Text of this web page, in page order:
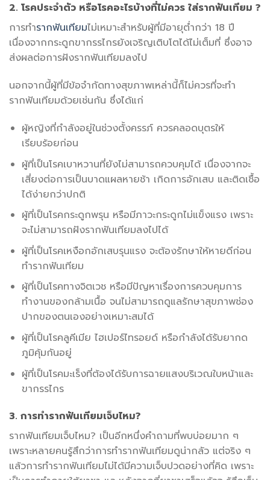
2. โรคประจำตัว หรือโรคอะไรบ้างที่ไม่ควร ใส่รากฟันเทียม ?
การทำรากฟันเทียมไม่เหมาะสำหรับผู้ที่มีอายุต่ำกว่า 18 ปี
เนื่องจากกระดูกขากรรไกรยังเจริญเติบโตได้ไม่เต็มที่ ซึ่งอาจ
ส่งผลต่อการฝังรากฟันเทียมลงไป
นอกจากนี้ผู้ที่มีข้อจำกัดทางสุขภาพเหล่านี้ก็ไม่ควรที่จะทำ
รากฟันเทียมด้วยเช่นกัน ซึ่งได้แก่
ผู้หญิงที่กำลังอยู่ในช่วงตั้งครรภ์ ควรคลอดบุตรให้
เรียบร้อยก่อน
ผู้ที่เป็นโรคเบาหวานที่ยังไม่สามารถควบคุมได้ เนื่องจากจะ
เสี่ยงต่อการเป็นบาดแผลหายช้า เกิดการอักเสบ และติดเชื้อ
ได้ง่ายกว่าปกติ
ผู้ที่เป็นโรคกระดูกพรุน หรือมีภาวะกระดูกไม่แข็งแรง เพราะ
จะไม่สามารถฝังรากฟันเทียมลงไปได้
ผู้ที่เป็นโรคเหงือกอักเสบรุนแรง จะต้องรักษาให้หายดีก่อน
ทำรากฟันเทียม
ผู้ที่เป็นโรคทางจิตเวช หรือมีปัญหาเรื่องการควบคุมการ
ทำงานของกล้ามเนื้อ จนไม่สามารถดูแลรักษาสุขภาพช่อง
ปากของตนเองอย่างเหมาะสมได้
ผู้ที่เป็นโรคลูคีเมีย ไฮเปอร์ไทรอยด์ หรือกำลังได้รับยากด
ภูมิคุ้มกันอยู่
ผู้ที่เป็นโรคมะเร็งที่ต้องได้รับการฉายแสงบริเวณใบหน้าและ
ขากรรไกร
3. การทำรากฟันเทียมเจ็บไหม?
รากฟันเทียมเจ็บไหม? เป็นอีกหนึ่งคำถามที่พบบ่อยมาก ๆ
เพราะหลายคนรู้สึกว่าการทำรากฟันเทียมดูน่ากลัว แต่จริง ๆ
แล้วการทำรากฟันเทียมไม่ได้มีความเจ็บปวดอย่างที่คิด เพราะ